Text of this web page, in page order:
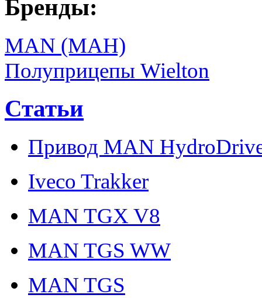
Бренды:
MAN (МАН)
Полуприцепы Wielton
Статьи
Привод MAN
Iveco Trakker
MAN TGX V8
MAN TGS WW
MAN TGS